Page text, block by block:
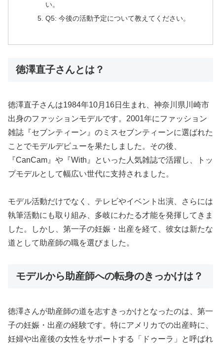
い。
Q5: 今後の活動予定について教えてください。
徳澤直子さんとは？
徳澤直子さんは1984年10月16日生まれ、神奈川県川崎市
出身のファッションモデルです。2001年にファッション
雑誌『セブンティーン』のミスセブンティーンに選ばれた
ことでモデルデビューを果たしました。その後、
『CanCam』や『With』といった人気雑誌で活躍し、トッ
プモデルとして幅広い世代に支持されました。
モデル活動だけでなく、テレビやイベント出演、さらには
執筆活動にも取り組み、多岐にわたる才能を発揮してきま
した。しかし、第一子の妊娠・出産を経て、彼女は新たな
道として助産師の職を選びました。
モデルから助産師への転身のきっかけは？
徳澤さんが助産師の道を志すきっかけとなったのは、第一
子の妊娠・出産の経験です。特にアメリカでの出産時に、
妊婦や出産後の女性をサポートする「ドゥーラ」と呼ばれ